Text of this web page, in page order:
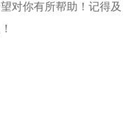
对你有所帮助！记得及